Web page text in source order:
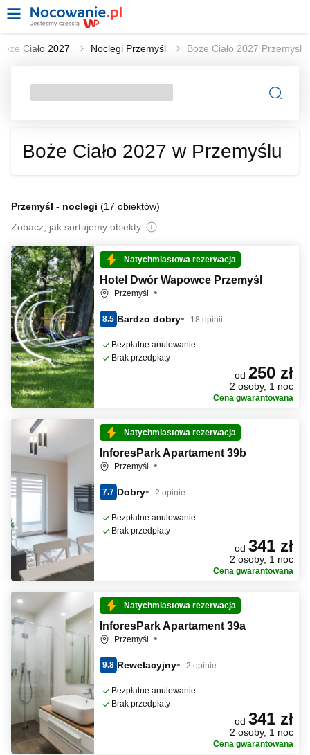
Ciało 2027 Noclegi Przemyśl Boże Ciało 2027 Przemyśl
Boże Ciało 2027 w Przemyślu
Przemyśl - noclegi (17 obiektów)
Zobacz, jak sortujemy obiekty.
Natychmiastowa rezerwacja
Hotel Dwór Wapowce Przemyśl
Przemyśl
8.5 Bardzo dobry 18 opinii
Bezpłatne anulowanie
Brak przedpłaty
od 250 zł
2 osoby, 1 noc
Cena gwarantowana
Natychmiastowa rezerwacja
InforesPark Apartament 39b
Przemyśl
7.7 Dobry 2 opinie
Bezpłatne anulowanie
Brak przedpłaty
od 341 zł
2 osoby, 1 noc
Cena gwarantowana
Natychmiastowa rezerwacja
InforesPark Apartament 39a
Przemyśl
9.8 Rewelacyjny 2 opinie
Bezpłatne anulowanie
Brak przedpłaty
od 341 zł
2 osoby, 1 noc
Cena gwarantowana